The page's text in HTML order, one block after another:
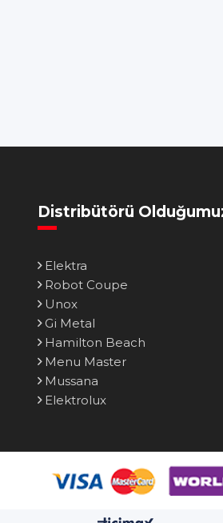
Distribütörü
Elektra
Robot Coupe
Unox
Gi Metal
Hamilton Beach
Menu Master
Mussana
Elektrolux